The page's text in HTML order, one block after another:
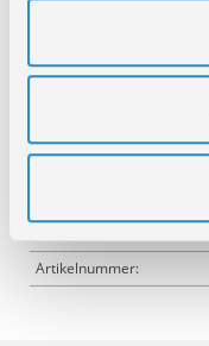
Breite
Artikelnummer: